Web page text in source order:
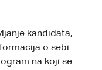
kandidata,
o sebi
na koji se